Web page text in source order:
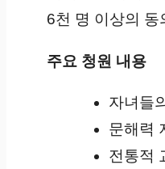
6천 명 이상의
주요 청원 내용
자녀들
문해력
전통적